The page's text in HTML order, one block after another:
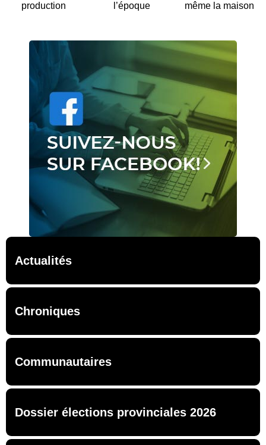
production l’époque même la maison
Actualités
Chroniques
Communautaires
Dossier élections provinciales 2026